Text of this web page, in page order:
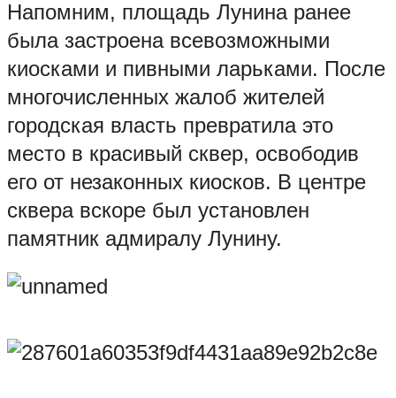
Напомним, площадь Лунина ранее
была застроена всевозможными
киосками и пивными ларьками. После
многочисленных жалоб жителей
городская власть превратила это
место в красивый сквер, освободив
его от незаконных киосков. В центре
сквера вскоре был установлен
памятник адмиралу Лунину.